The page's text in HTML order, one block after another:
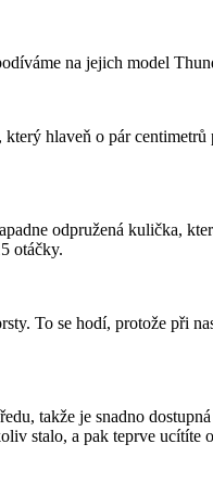
na jejich model
hlaveň o pár
odpružená kulička,
otáčky.
To se hodí, protože při
takže je snadno
stalo, a pak teprve ucítíte